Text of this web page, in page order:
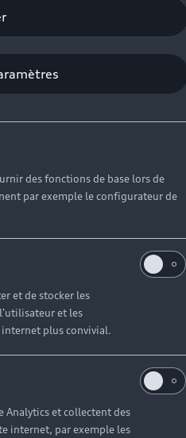
des fonctions de base lors de
par exemple le configurateur de
et de stocker les
et les
plus convivial.
Analytics et collectent des
internet, par exemple les